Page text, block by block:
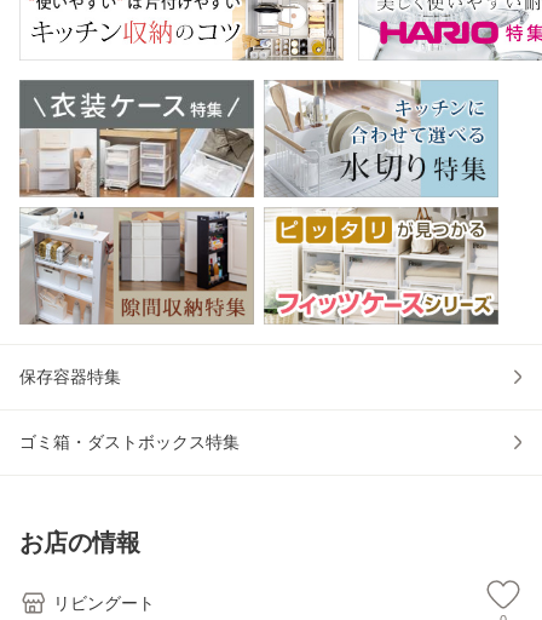
クーラー
）
にくい 切
K
保存容器特集
ゴミ箱・ダストボックス特集
お店の情報
リビングート